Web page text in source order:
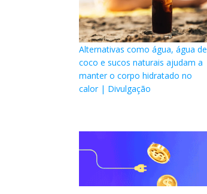
Alternativas como água, água de
coco e sucos naturais ajudam a
manter o corpo hidratado no
calor | Divulgação